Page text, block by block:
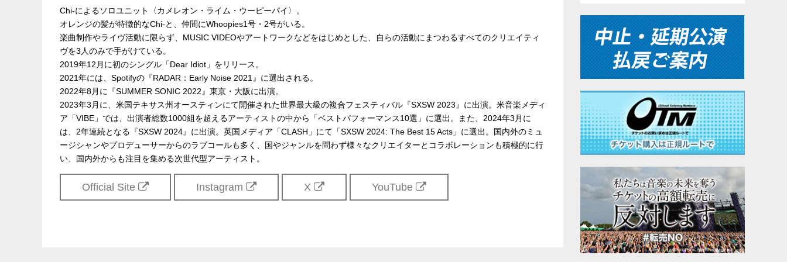
Chi-によるソロユニット〈カメレオン・ライム・ウーピーパイ〉。
オレンジの髪が特徴的なChi-と、仲間にWhoopies1号・2号がいる。
楽曲制作やライヴ活動に限らず、MUSIC VIDEOやアートワークなどをはじめとした、自らの活動にまつわるすべてのクリエイティ
ヴを3人のみで手がけている。
2019年12月に初のシングル「Dear Idiot」をリリース。
2021年には、Spotifyの『RADAR：Early Noise 2021』に選出される。
2022年8月に『SUMMER SONIC 2022』東京・大阪に出演。
2023年3月に、米国テキサス州オースティンにて開催された世界最大級の複合フェスティバル『SXSW 2023』に出演。米音楽メディ
ア「VIBE」では、出演者総数1000組を超えるアーティストの中から「ベストパフォーマンス10選」に選出。また、2024年3月に
は、2年連続となる『SXSW 2024』に出演。英国メディア「CLASH」にて「SXSW 2024: The Best 15 Acts」に選出。国内外のミュ
ージシャンやプロデューサーからのラブコールも多く、国やジャンルを問わず様々なクリエイターとコラボレーションも積極的に行
い、国内外からも注目を集める次世代型アーティスト。
Official Site Instagram X YouTube